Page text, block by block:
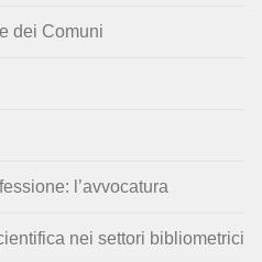
dei Comuni
l’avvocatura
nei settori bibliometrici